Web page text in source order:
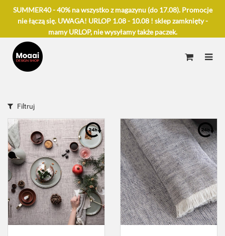
SUMMER40 - 40% na wszystko z magazynu (do 17.08). Promocje
nie łączą się. UWAGA! URLOP 1.08 - 10.08 ! sklep zamknięty -
mamy URLOP, nie wysyłamy także paczek.
Filtruj